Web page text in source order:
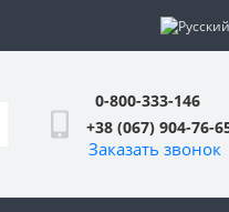
0-800-333-146
+38 (067) 904-76-
Заказать звонок